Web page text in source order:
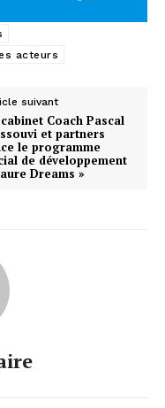
acteurs
suivant
Coach Pascal
et partners
le programme
de développement
Dreams »